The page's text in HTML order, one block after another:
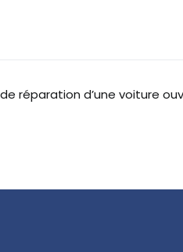
réparation d’une voiture